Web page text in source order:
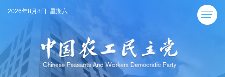
2026年8月8日 星期六